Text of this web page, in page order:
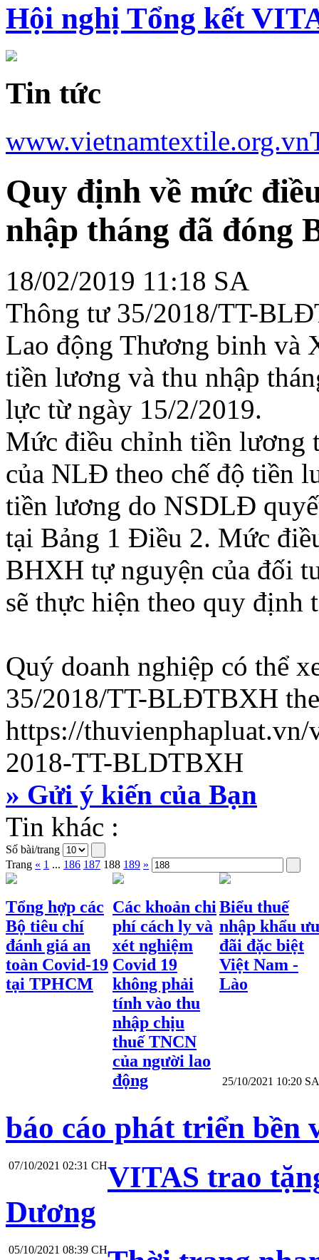
Hội nghị Tổng kết
Tin tức
www.vietnamtextile.org.vn
Quy định về mức
nhập tháng đã đóng
18/02/2019 11:18 SA
Thông tư 35/2018/TT-
Lao động Thương binh và
tiền lương và thu nhập
lực từ ngày 15/2/2019.
Mức điều chỉnh tiền lương
của NLĐ theo chế độ tiền
tiền lương do NSDLĐ
tại Bảng 1 Điều 2. Mức
BHXH tự nguyện của đối
sẽ thực hiện theo quy định
Quý doanh nghiệp có thể
35/2018/TT-BLĐTBXH
https://
2018-TT-BLDTBXH
» Gửi ý kiến của Bạn
Tin khác :
Số bài/trang
Trang « 1 ... 186 187 188 189 »
Tổng hợp các
Bộ tiêu chí
đánh giá an
toàn Covid-19
tại TPHCM
Các khoản chi
phí cách ly và
xét nghiệm
Covid 19
không phải
tính vào thu
nhập chịu
thuế TNCN
của người lao
động
Biểu thuế
nhập khẩu ưu
đãi đặc biệt
Việt Nam -
Lào
25/10/2021 10:20 SA
báo cáo phát triển bền
07/10/2021 02:31 CHVITAS trao
Dương
05/10/2021 08:39 CH